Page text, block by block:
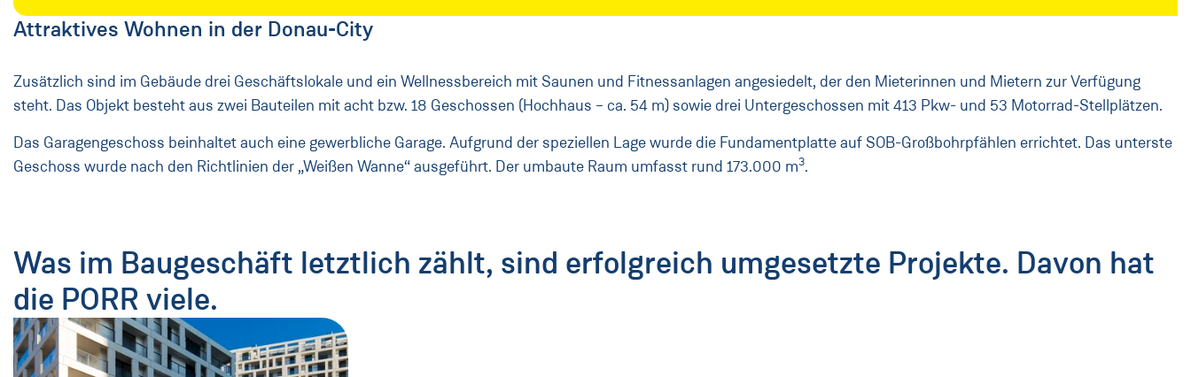
Attraktives Wohnen in der Donau-City
Zusätzlich sind im Gebäude drei Geschäftslokale und ein Wellnessbereich mit Saunen und Fitnessanlagen angesiedelt, der den Mieterinnen und Mietern zur Verfügung
steht. Das Objekt besteht aus zwei Bauteilen mit acht bzw. 18 Geschossen (Hochhaus – ca. 54 m) sowie drei Untergeschossen mit 413 Pkw- und 53 Motorrad-Stellplätzen.
Das Garagengeschoss beinhaltet auch eine gewerbliche Garage. Aufgrund der speziellen Lage wurde die Fundamentplatte auf SOB-Großbohrpfählen errichtet. Das unterste
Geschoss wurde nach den Richtlinien der „Weißen Wanne“ ausgeführt. Der umbaute Raum umfasst rund 173.000 m3.
Was im Baugeschäft letztlich zählt, sind erfolgreich umgesetzte Projekte. Davon hat
die PORR viele.